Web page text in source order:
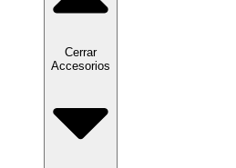
Cerrar
Accesorios